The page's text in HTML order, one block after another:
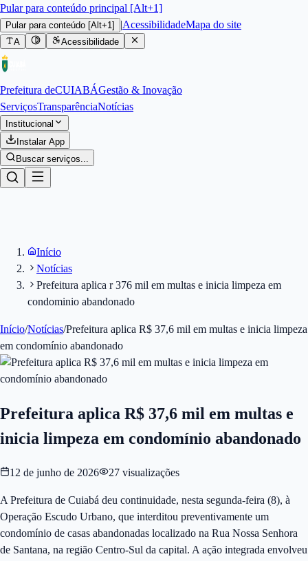
Pular para conteúdo principal [Alt+1]
Pular para conteúdo [Alt+1] |AcessibilidadeMapa do site
A Acessibilidade
Prefeitura deCUIABÁGestão & Inovação
ServiçosTransparênciaNotícias
Institucional
Instalar App
Buscar serviços...
Início
Notícias
Prefeitura aplica r 376 mil em multas e inicia limpeza em
condominio abandonado
Início/Notícias/Prefeitura aplica R$ 37,6 mil em multas e inicia limpeza
em condomínio abandonado
Prefeitura aplica R$ 37,6 mil em multas e
inicia limpeza em condomínio abandonado
12 de junho de 2026 27 visualizações
A Prefeitura de Cuiabá deu continuidade, nesta segunda-feira (8), à
Operação Escudo Urbano, que interditou preventivamente um
condomínio de casas abandonadas localizado na Rua Nossa Senhora
de Santana, na região Centro-Sul da capital. A ação integrada envolveu